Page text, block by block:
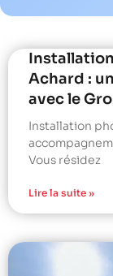
Achard :
avec le
Installation
Vous résidez
Lire la suite »